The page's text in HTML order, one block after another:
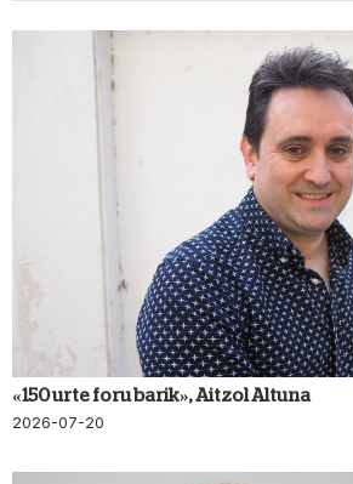
«150 urte foru barik», Aitzol Altuna
2026-07-20